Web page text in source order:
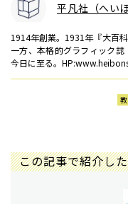
平凡社（へい
1914年創業。1931年『大百
一方、本格的グラフィック誌
今日に至る。
この記事で紹介し